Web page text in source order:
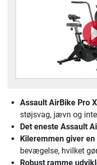
Assault AirBike Pro
støjsvag, jævn og
Det eneste Assault
Kileremmen giver
bevægelse, hvilket
Robust ramme